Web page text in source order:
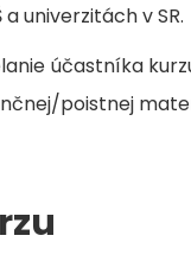
univerzitách v SR.
účastníka
poistnej